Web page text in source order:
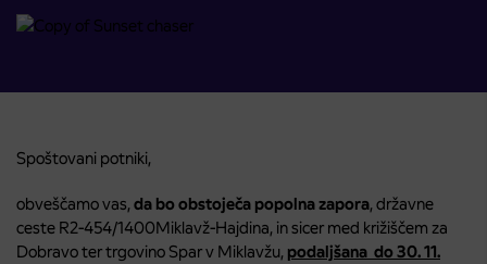
Spoštovani potniki,
obveščamo vas, da bo obstoječa popolna zapora, državne
ceste R2-454/1400Miklavž-Hajdina, in sicer med križiščem za
Dobravo ter trgovino Spar v Miklavžu, podaljšana do 30. 11.